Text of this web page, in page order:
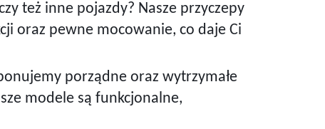
też inne pojazdy? Nasze przyczepy
oraz pewne mocowanie, co daje Ci
porządne oraz wytrzymałe
modele są funkcjonalne,